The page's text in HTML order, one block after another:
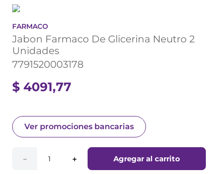
FARMACO
Jabon Farmaco De Glicerina Neutro 2
Unidades
7791520003178
$ 4091,77
Ver promociones bancarias
＋
－ Agregar al carrito